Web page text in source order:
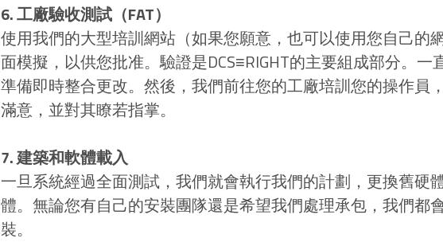
6. 工廠驗收測試（FAT）
使用我們的大型培訓網站（如果您願意，也可以使用您自己的
面模擬，以供您批准。驗證是DCS≡RIGHT的主要組成部分。
準備即時整合更改。然後，我們前往您的工廠培訓您的操作員
滿意，並對其瞭若指掌。
7. 建築和軟體載入
一旦系統經過全面測試，我們就會執行我們的計劃，更換舊硬
體。無論您有自己的安裝團隊還是希望我們處理承包，我們都
裝。